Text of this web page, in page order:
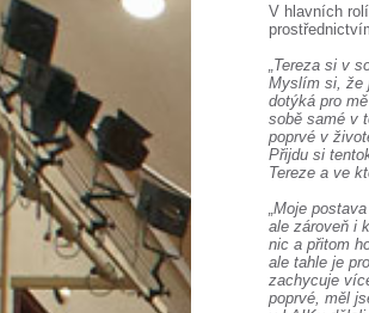
V hlavních
„Tereza si v
Myslím si, že
dotýká pro
sobě samé v
poprvé v
Přijdu si
Tereze a ve
„Moje
ale zároveň i
nic a přitom
ale tahle je
zachycuje
poprvé, měl